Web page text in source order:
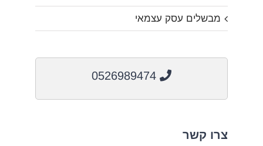
מבשלים עסק עצמאי
צרו קשר